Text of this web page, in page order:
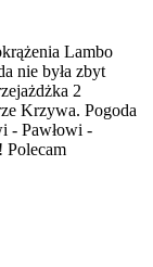
Lambo
nie była zbyt
2
Krzywa. Pogoda
- Pawłowi -
Polecam